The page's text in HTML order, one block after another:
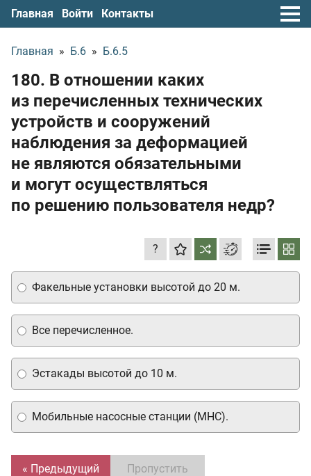
Главная Войти Контакты
Главная » Б.6 » Б.6.5
180. В отношении каких
из перечисленных технических
устройств и сооружений
наблюдения за деформацией
не являются обязательными
и могут осуществляться
по решению пользователя недр?
?
Факельные установки высотой до 20 м.
Мобильные насосные станции (МНС).
Эстакады высотой до 10 м.
Все перечисленное.
« Предыдущий Пропустить